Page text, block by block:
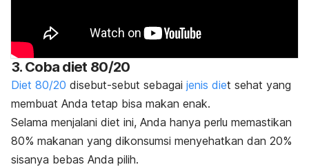
3. Coba diet 80/20
Diet 80/20 disebut-sebut sebagai jenis diet sehat yang
membuat Anda tetap bisa makan enak.
Selama menjalani diet ini, Anda hanya perlu memastikan
80% makanan yang dikonsumsi menyehatkan dan 20%
sisanya bebas Anda pilih.